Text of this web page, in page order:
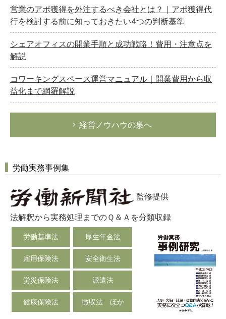
営業のアポ獲得を外注するべき会社とは？｜アポ獲得代
行を検討する前に知っておきたい4つの判断基準
シェアオフィスの開業手順と成功戦略！費用・注意点を
解説
コワーキングスペース運営マニュアル｜開業費用から収
益化まで網羅解説
経営ノウハウの泉へ
労働実務事例集
監修提供
法解釈から実務処理までのＱ＆Ａを分類収録
労働基準法 厚生年金法
雇用保険法 安全衛生法
労災保険法 派遣法
健康保険法 徴収法 ほか